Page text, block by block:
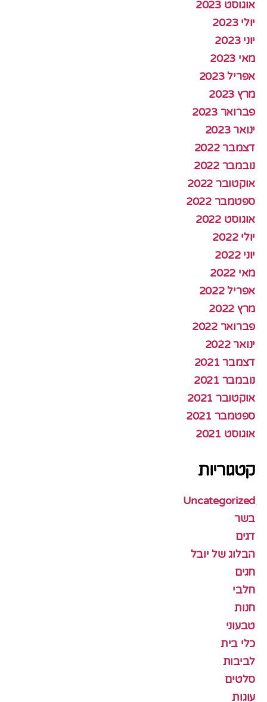
אוגוסט 2023
יולי 2023
יוני 2023
מאי 2023
אפריל 2023
מרץ 2023
פברואר 2023
ינואר 2023
דצמבר 2022
נובמבר 2022
אוקטובר 2022
ספטמבר 2022
אוגוסט 2022
יולי 2022
יוני 2022
מאי 2022
אפריל 2022
מרץ 2022
פברואר 2022
ינואר 2022
דצמבר 2021
נובמבר 2021
אוקטובר 2021
ספטמבר 2021
אוגוסט 2021
קטגוריות
Uncategorized
בשר
דגים
הבלוג של יובל
חגים
חלבי
חנות
טבעוני
כלי בית
לביבות
סלטים
עוגות